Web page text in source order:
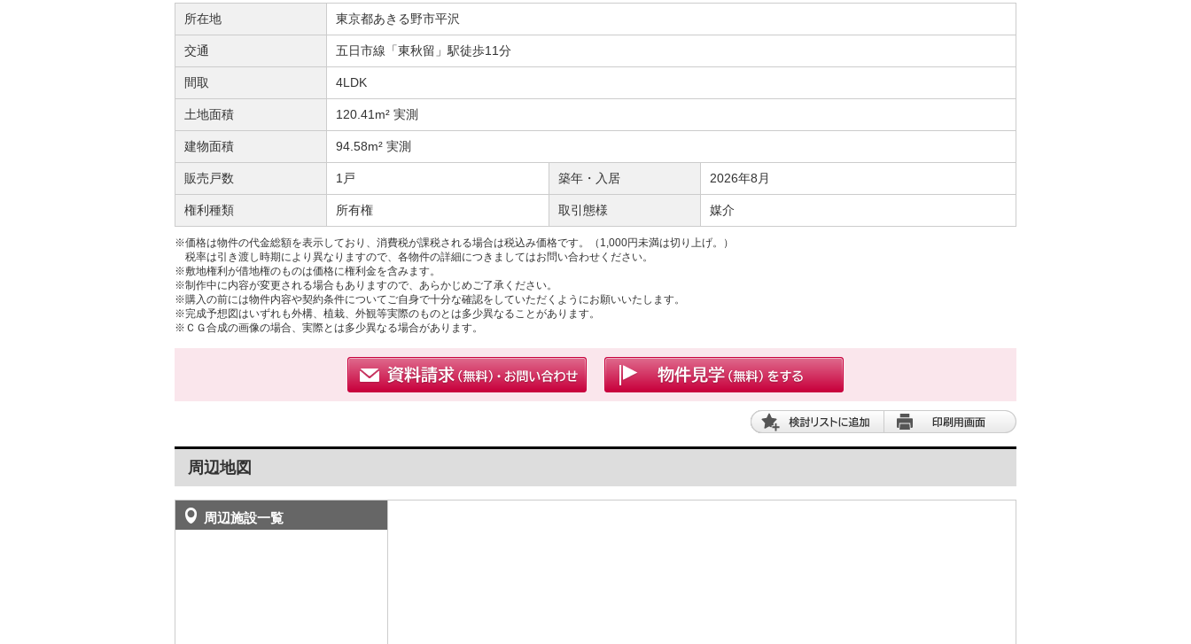
所在地 東京都あきる野市平沢
交通 五日市線「東秋留」駅徒歩11分
間取 4LDK
土地面積 120.41m² 実測
建物面積 94.58m² 実測
販売戸数 1戸 築年・入居 2026年8月
権利種類 所有権 取引態様 媒介
※価格は物件の代金総額を表示しており、消費税が課税される場合は税込み価格です。（1,000円未満は切り上げ。）
税率は引き渡し時期により異なりますので、各物件の詳細につきましてはお問い合わせください。
※敷地権利が借地権のものは価格に権利金を含みます。
※制作中に内容が変更される場合もありますので、あらかじめご了承ください。
※購入の前には物件内容や契約条件についてご自身で十分な確認をしていただくようにお願いいたします。
※完成予想図はいずれも外構、植栽、外観等実際のものとは多少異なることがあります。
※ＣＧ合成の画像の場合、実際とは多少異なる場合があります。
周辺地図
周辺施設一覧